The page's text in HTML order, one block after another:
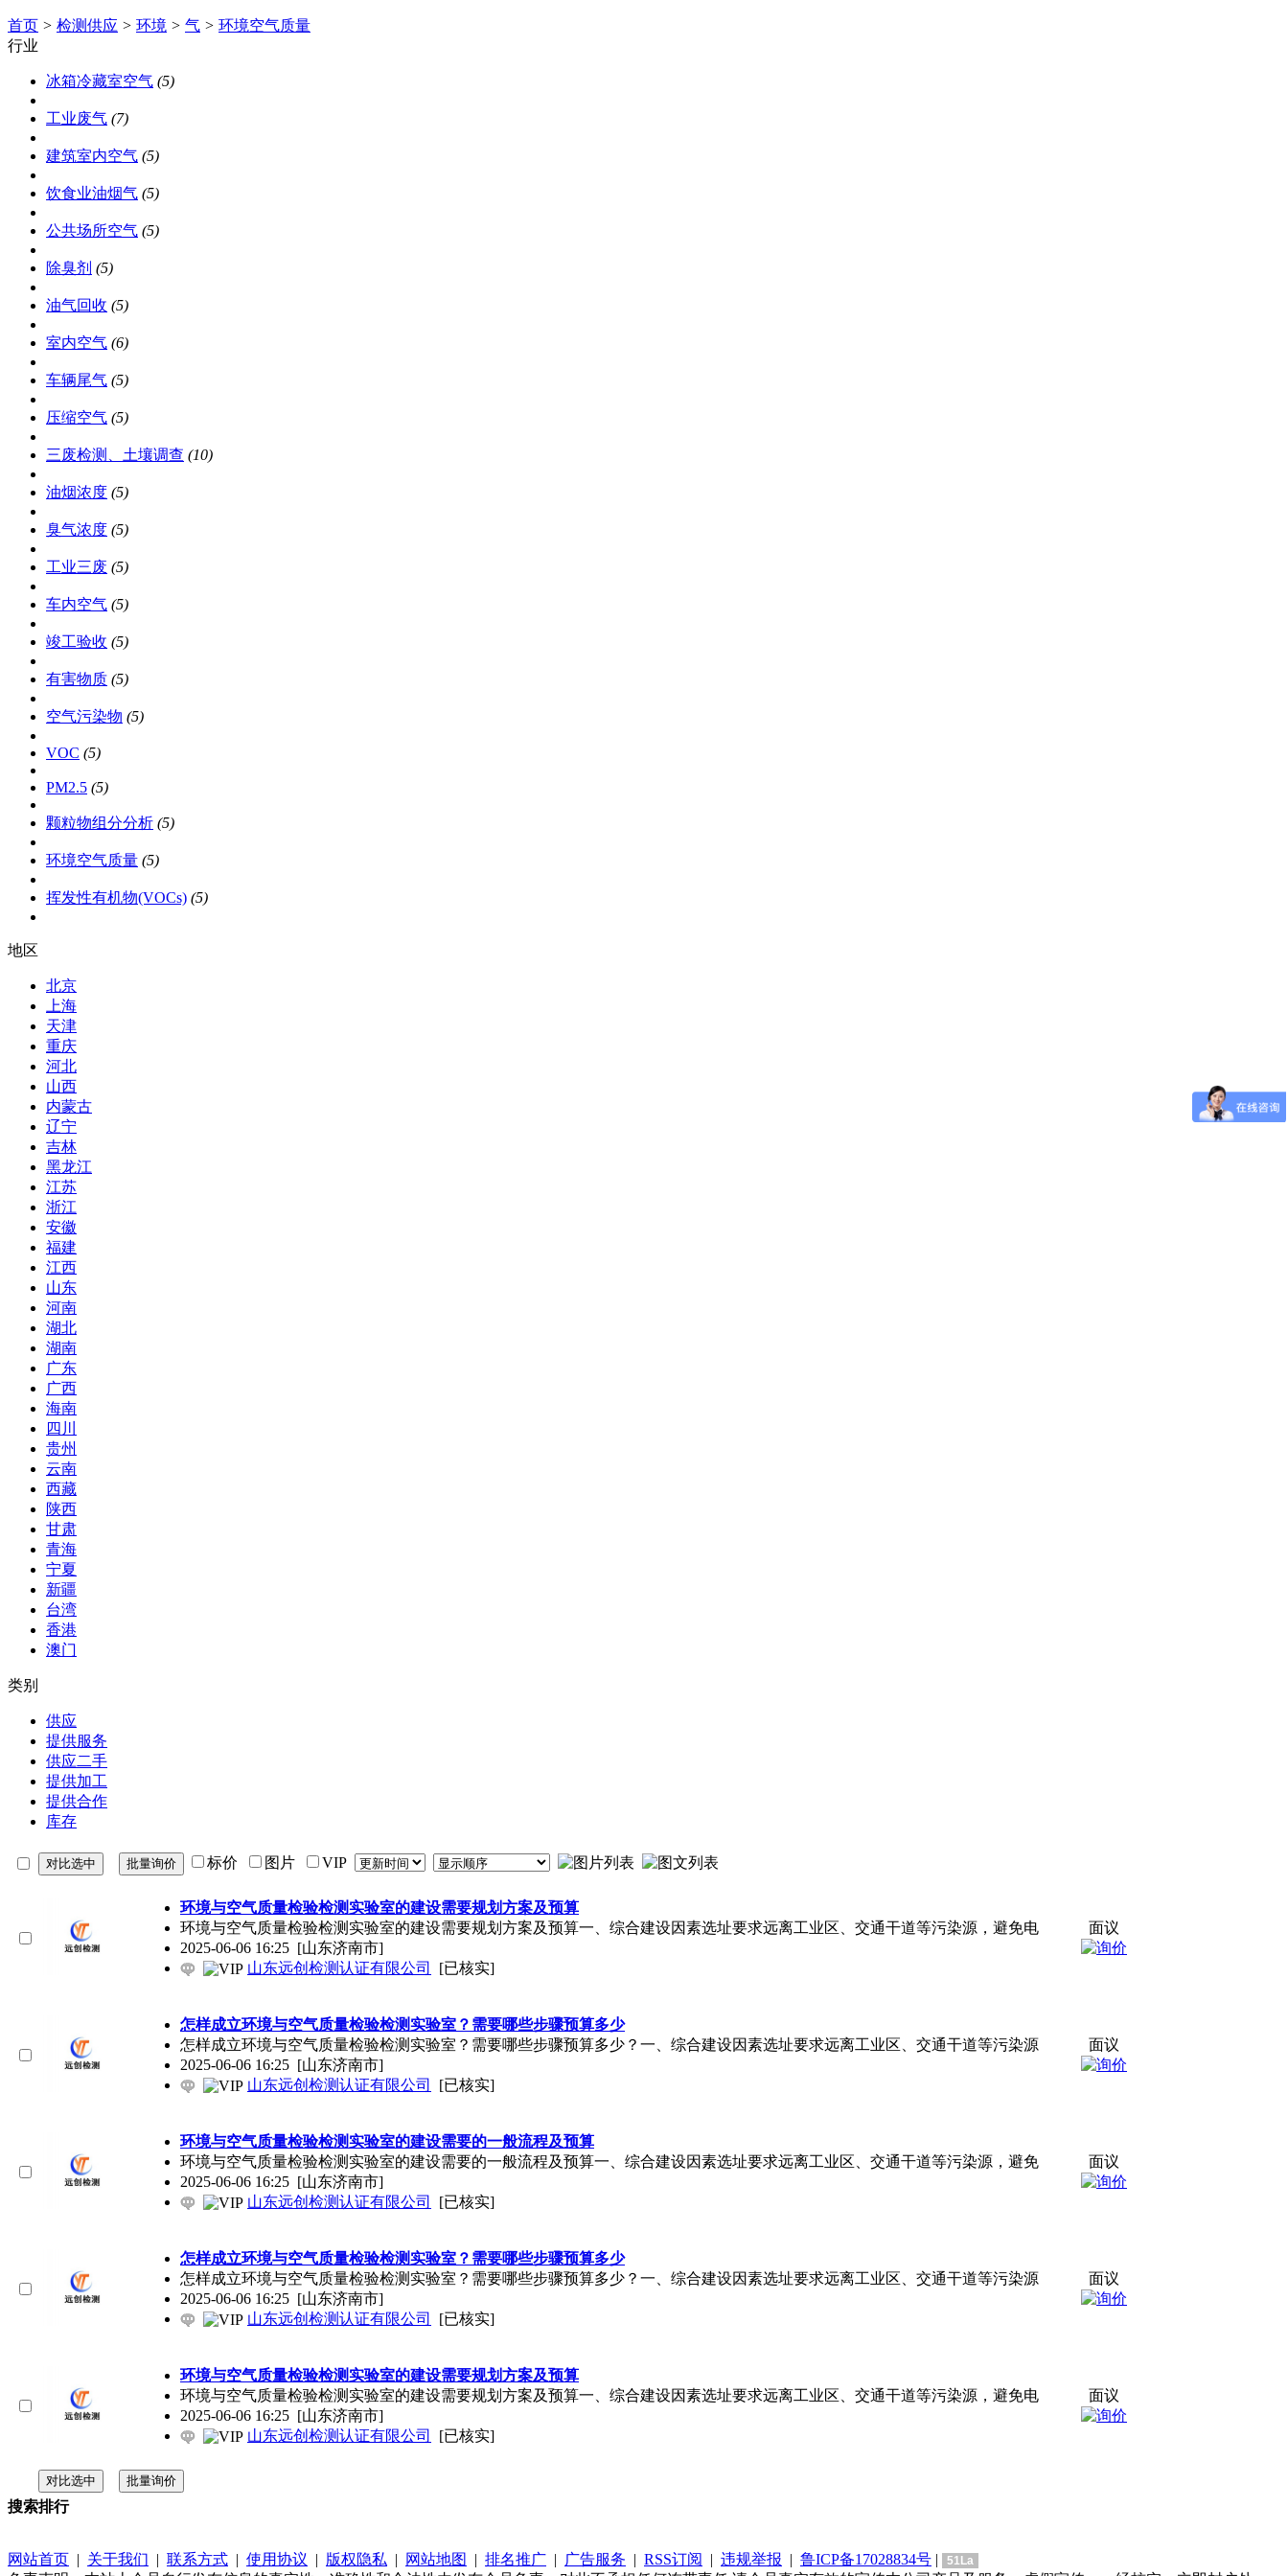
首页 > 检测供应 > 环境 > 气 > 环境空气质量
行业
冰箱冷藏室空气 (5)
工业废气 (7)
建筑室内空气 (5)
饮食业油烟气 (5)
公共场所空气 (5)
除臭剂 (5)
油气回收 (5)
室内空气 (6)
车辆尾气 (5)
压缩空气 (5)
三废检测、土壤调查 (10)
油烟浓度 (5)
臭气浓度 (5)
工业三废 (5)
车内空气 (5)
竣工验收 (5)
有害物质 (5)
空气污染物 (5)
VOC (5)
PM2.5 (5)
颗粒物组分分析 (5)
环境空气质量 (5)
挥发性有机物(VOCs) (5)
地区
北京
上海
天津
重庆
河北
山西
内蒙古
辽宁
吉林
黑龙江
江苏
浙江
安徽
福建
江西
山东
河南
湖北
湖南
广东
广西
海南
四川
贵州
云南
西藏
陕西
甘肃
青海
宁夏
新疆
台湾
香港
澳门
类别
供应
提供服务
供应二手
提供加工
提供合作
库存
标价 图片 VIP
环境与空气质量检验检测实验室的建设需要规划方案及预算
环境与空气质量检验检测实验室的建设需要规划方案及预算一、综合建设因素​​选址要求​​远离工业区、交通干道等污染源，避免电
2025-06-06 16:25 [山东济南市]
山东远创检测认证有限公司
[已核实]
面议
怎样成立环境与空气质量检验检测实验室？需要哪些步骤预算多少
怎样成立环境与空气质量检验检测实验室？需要哪些步骤预算多少？一、综合建设因素​​选址要求​​远离工业区、交通干道等污染源
2025-06-06 16:25 [山东济南市]
山东远创检测认证有限公司
[已核实]
面议
环境与空气质量检验检测实验室的建设需要的一般流程及预算
环境与空气质量检验检测实验室的建设需要的一般流程及预算一、综合建设因素​​选址要求​​远离工业区、交通干道等污染源，避免
2025-06-06 16:25 [山东济南市]
山东远创检测认证有限公司
[已核实]
面议
怎样成立环境与空气质量检验检测实验室？需要哪些步骤预算多少
怎样成立环境与空气质量检验检测实验室？需要哪些步骤预算多少？一、综合建设因素​​选址要求​​远离工业区、交通干道等污染源
2025-06-06 16:25 [山东济南市]
山东远创检测认证有限公司
[已核实]
面议
环境与空气质量检验检测实验室的建设需要规划方案及预算
环境与空气质量检验检测实验室的建设需要规划方案及预算一、综合建设因素​​选址要求​​远离工业区、交通干道等污染源，避免电
2025-06-06 16:25 [山东济南市]
山东远创检测认证有限公司
[已核实]
面议
搜索排行
网站首页 | 关于我们 | 联系方式 | 使用协议 | 版权隐私 | 网站地图 | 排名推广 | 广告服务 | RSS订阅 | 违规举报 | 鲁ICP备17028834号 | 51La